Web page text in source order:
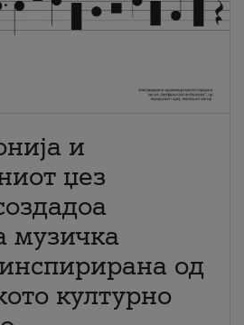
и
џез
музичка
од
културно